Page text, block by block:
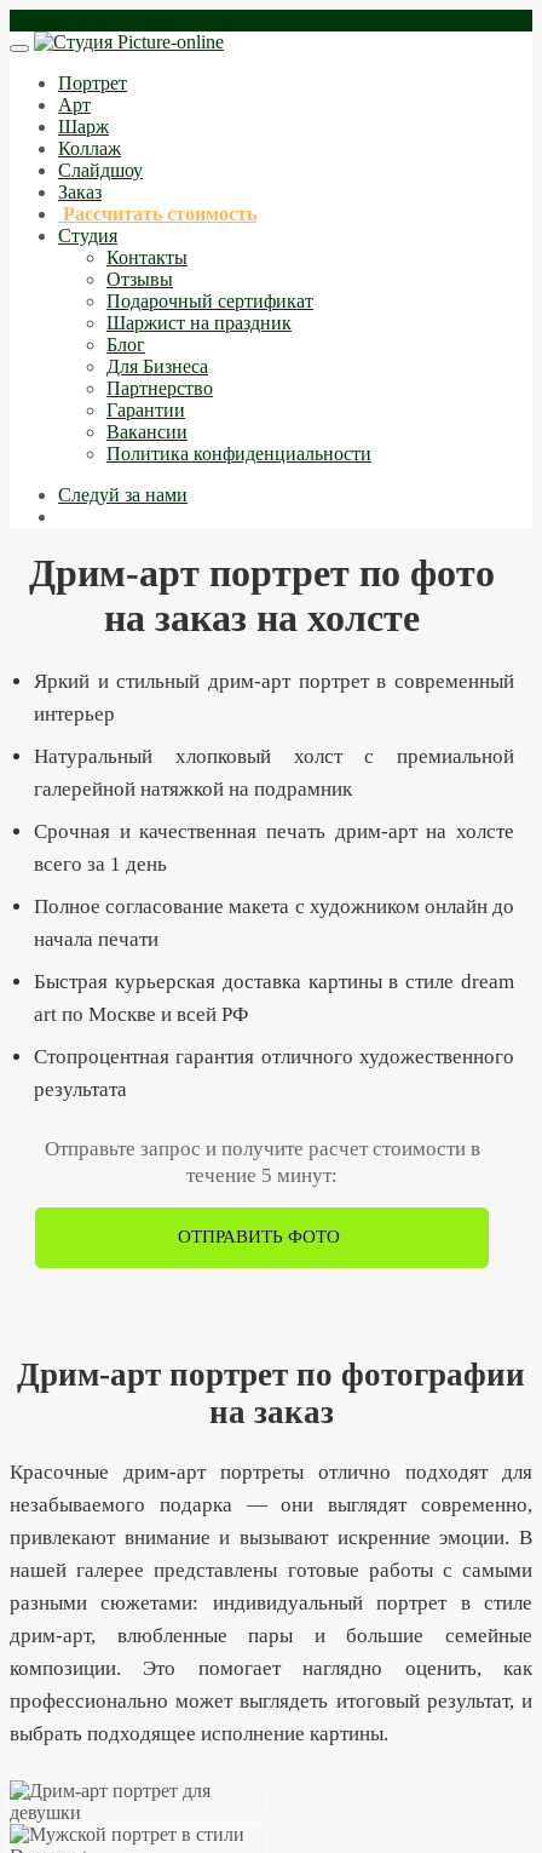
Портрет
Арт
Шарж
Коллаж
Слайдшоу
Заказ
Рассчитать стоимость
Студия
Контакты
Отзывы
Подарочный сертификат
Шаржист на праздник
Блог
Для Бизнеса
Партнерство
Гарантии
Вакансии
Политика конфиденциальности
Следуй за нами
Дрим-арт портрет по фото
на заказ на холсте
Яркий и стильный дрим-арт портрет в современный
интерьер
Натуральный хлопковый холст с премиальной
галерейной натяжкой на подрамник
Срочная и качественная печать дрим-арт на холсте
всего за 1 день
Полное согласование макета с художником онлайн до
начала печати
Быстрая курьерская доставка картины в стиле dream
art по Москве и всей РФ
Стопроцентная гарантия отличного художественного
результата
Отправьте запрос и получите расчет стоимости в
течение 5 минут:
ОТПРАВИТЬ ФОТО
Дрим-арт портрет по фотографии
на заказ
Красочные дрим-арт портреты отлично подходят для
незабываемого подарка — они выглядят современно,
привлекают внимание и вызывают искренние эмоции. В
нашей галерее представлены готовые работы с самыми
разными сюжетами: индивидуальный портрет в стиле
дрим-арт, влюбленные пары и большие семейные
композиции. Это помогает наглядно оценить, как
профессионально может выглядеть итоговый результат, и
выбрать подходящее исполнение картины.